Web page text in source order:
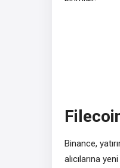
Binance,
alıcılarına